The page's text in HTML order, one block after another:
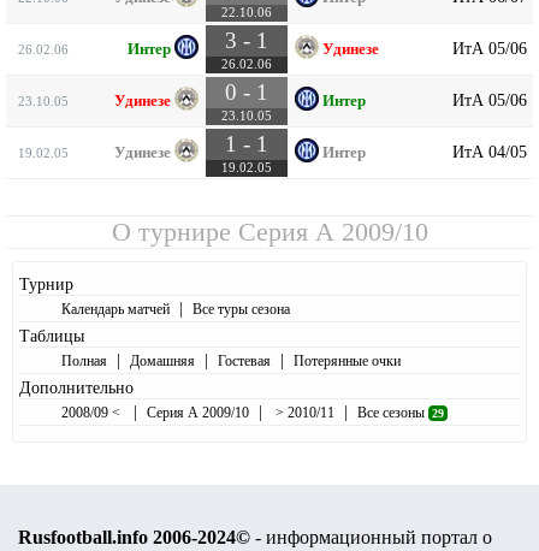
22.10.06
26.02.06 Интер 3 - 1
26.02.06
Удинезе ИтА 05/06
23.10.05 Удинезе 0 - 1
23.10.05
Интер ИтА 05/06
19.02.05 Удинезе 1 - 1
19.02.05
Интер ИтА 04/05
О турнире Серия А 2009/10
Турнир
Календарь матчей | Все туры сезона
Таблицы
Полная | Домашняя | Гостевая | Потерянные очки
Дополнительно
2008/09 < | Серия А 2009/10 | > 2010/11 | Все сезоны 29
Rusfootball.info 2006-2024© - информационный портал о